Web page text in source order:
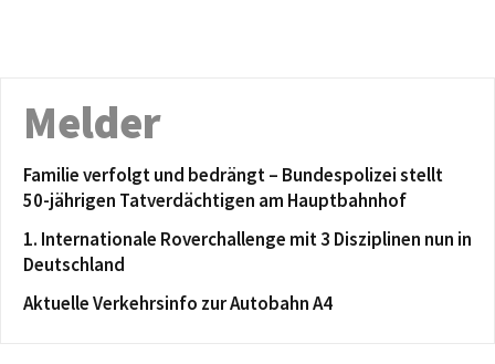
Melder
Familie verfolgt und bedrängt – Bundespolizei stellt
50-jährigen Tatverdächtigen am Hauptbahnhof
1. Internationale Roverchallenge mit 3 Disziplinen nun in
Deutschland
Aktuelle Verkehrsinfo zur Autobahn A4